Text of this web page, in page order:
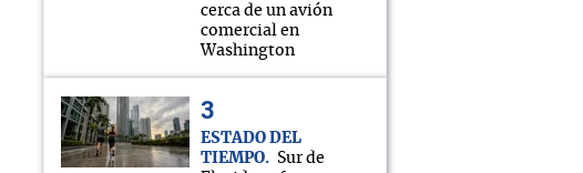
cerca de un avión
comercial en
Washington
ESTADO DEL
TIEMPO
Sur de